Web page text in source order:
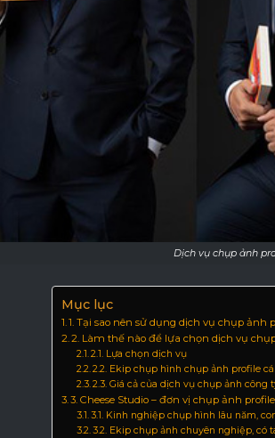
Dịch vụ chụp ảnh
Mục lục
1. Tại sao nên sử dụng dịch vụ chụp
2. Làm thế nào để lựa chọn dịch vụ
2.1. Lựa chọn dịch vụ
2.2. Ekip chụp hình chụp ảnh profile
2.3. Giá cả của dịch vụ chụp ảnh công
3. Cheese Studio – đơn vị chụp ảnh
3.1. Kinh nghiệp chụp hình lâu năm,
3.2. Ekip chụp ảnh chuyên nghiệp, có